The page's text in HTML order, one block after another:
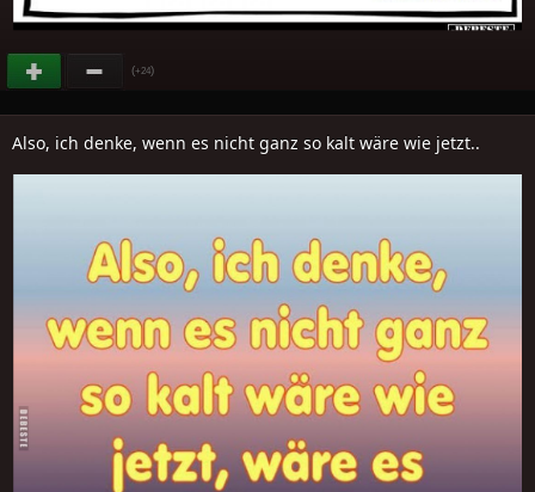
(+24)
Also, ich denke, wenn es nicht ganz so kalt wäre wie jetzt..